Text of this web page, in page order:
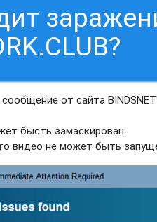
от сайта
бысть замаскирован.
видео не может быть